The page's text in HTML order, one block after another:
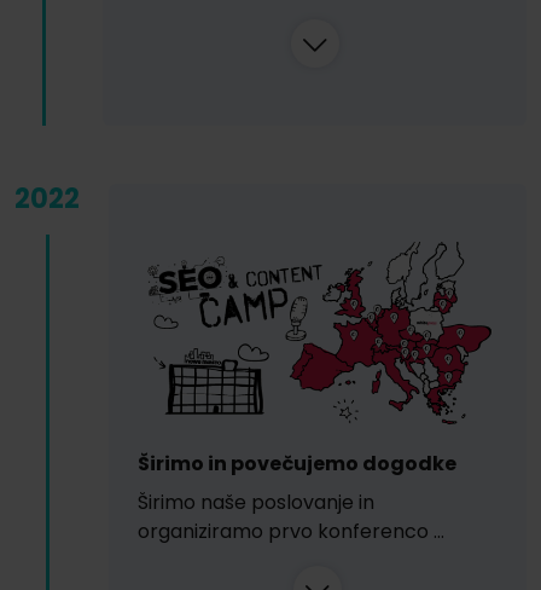
2022
Širimo in povečujemo dogodke
Širimo naše poslovanje in
organiziramo prvo konferenco …